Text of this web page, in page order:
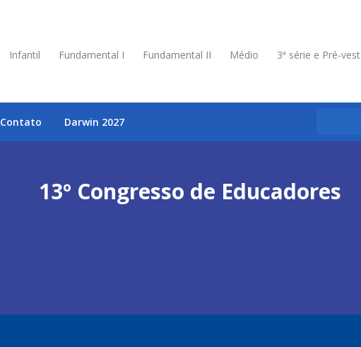
Infantil Fundamental I Fundamental II Médio 3ª série e Pré-vest
Contato Darwin 2027
13º Congresso de Educadores